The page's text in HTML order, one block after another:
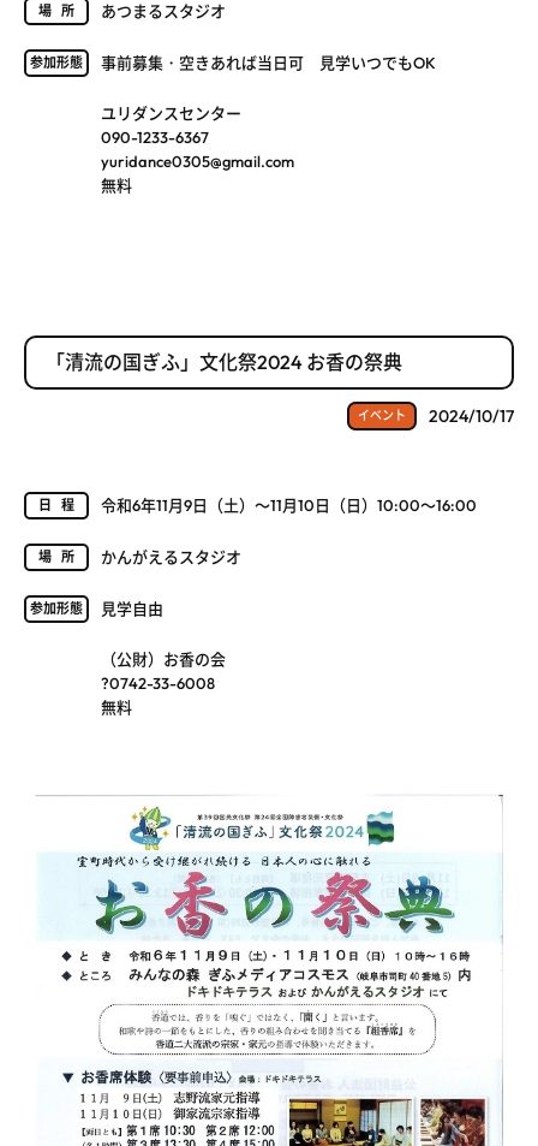
場所 あつまるスタジオ
参加形態 事前募集・空きあれば当日可 見学いつでもOK
ユリダンスセンター
090-1233-6367
yuridance0305@gmail.com
無料
「清流の国ぎふ」文化祭2024 お香の祭典
イベント 2024/10/17
日程 令和6年11月9日（土）～11月10日（日）10:00～16:00
場所 かんがえるスタジオ
参加形態 見学自由
（公財）お香の会
?0742-33-6008
無料